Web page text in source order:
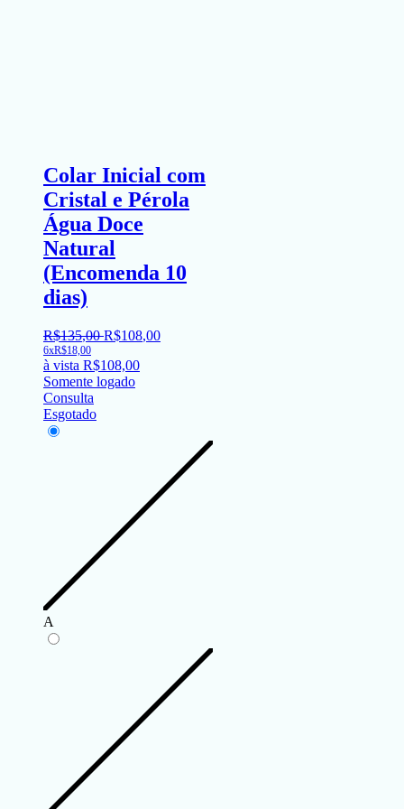
Colar Inicial com
Cristal e Pérola
Água Doce
Natural
(Encomenda 10
dias)
R$135,00 R$108,00
6xR$18,00
à vista R$108,00
Somente logado
Consulta
Esgotado
A